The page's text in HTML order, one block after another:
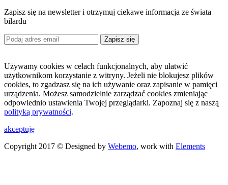
Zapisz się na newsletter i otrzymuj ciekawe informacja ze świata
bilardu
Zapisz się
Używamy cookies w celach funkcjonalnych, aby ułatwić
użytkownikom korzystanie z witryny. Jeżeli nie blokujesz plików
cookies, to zgadzasz się na ich używanie oraz zapisanie w pamięci
urządzenia. Możesz samodzielnie zarządzać cookies zmieniając
odpowiednio ustawienia Twojej przeglądarki. Zapoznaj się z naszą
polityką prywatności.
akceptuję
Copyright 2017 © Designed by Webemo, work with Elements